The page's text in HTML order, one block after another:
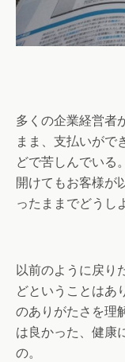
多くの企業経営者
まま、支払いがで
どで苦しんでいる
開けてもお客様が
ったままでどうし
以前のように戻り
どということはあ
のありがたさを理
は良かった、健康
の。